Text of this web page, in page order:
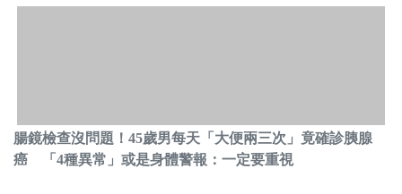
腸鏡檢查沒問題！45歲男每天「大便兩三次」竟確診胰腺
癌 「4種異常」或是身體警報：一定要重視